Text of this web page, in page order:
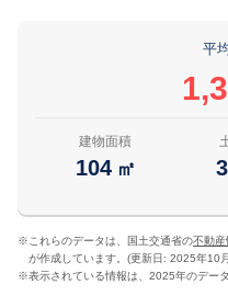
平
建物面積
104 ㎡
※ これらのデータは、国土交通省の不動産
が作成しています。(更新日: 2025年10
※表示されている情報は、2025年のデータ